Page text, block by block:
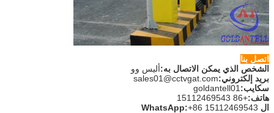
اتصل بنا
الشخص الذي يمكن الاتصال به:أليس وو
بريد إلكتروني:sales01@cctvgat.com
سكايب: goldantell01
هاتف:+86 15112469543
ال WhatsApp: +86 15112469543